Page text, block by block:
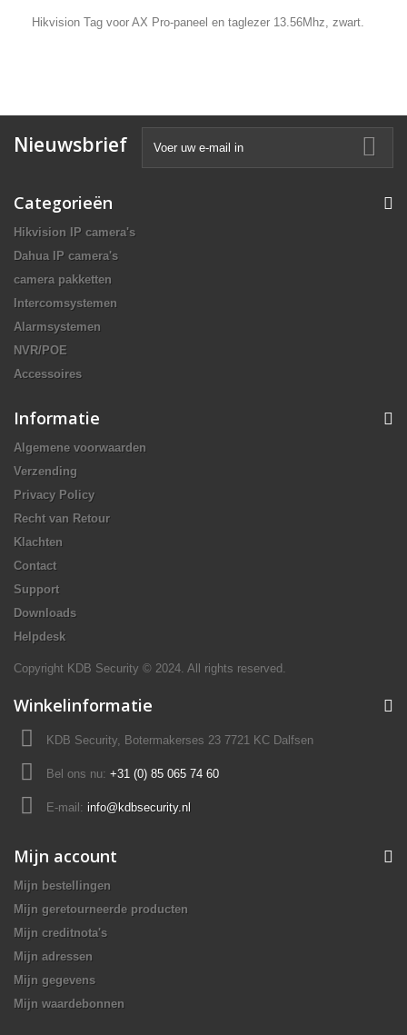
Hikvision Tag voor AX Pro-paneel en taglezer 13.56Mhz, zwart.
Nieuwsbrief
Categorieën
Hikvision IP camera's
Dahua IP camera's
camera pakketten
Intercomsystemen
Alarmsystemen
NVR/POE
Accessoires
Informatie
Algemene voorwaarden
Verzending
Privacy Policy
Recht van Retour
Klachten
Contact
Support
Downloads
Helpdesk
Copyright KDB Security © 2024. All rights reserved.
Winkelinformatie
KDB Security, Botermakerses 23 7721 KC Dalfsen
Bel ons nu: +31 (0) 85 065 74 60
E-mail: info@kdbsecurity.nl
Mijn account
Mijn bestellingen
Mijn geretourneerde producten
Mijn creditnota's
Mijn adressen
Mijn gegevens
Mijn waardebonnen